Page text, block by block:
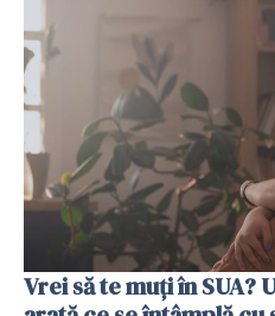
Vrei să te muți în SUA?